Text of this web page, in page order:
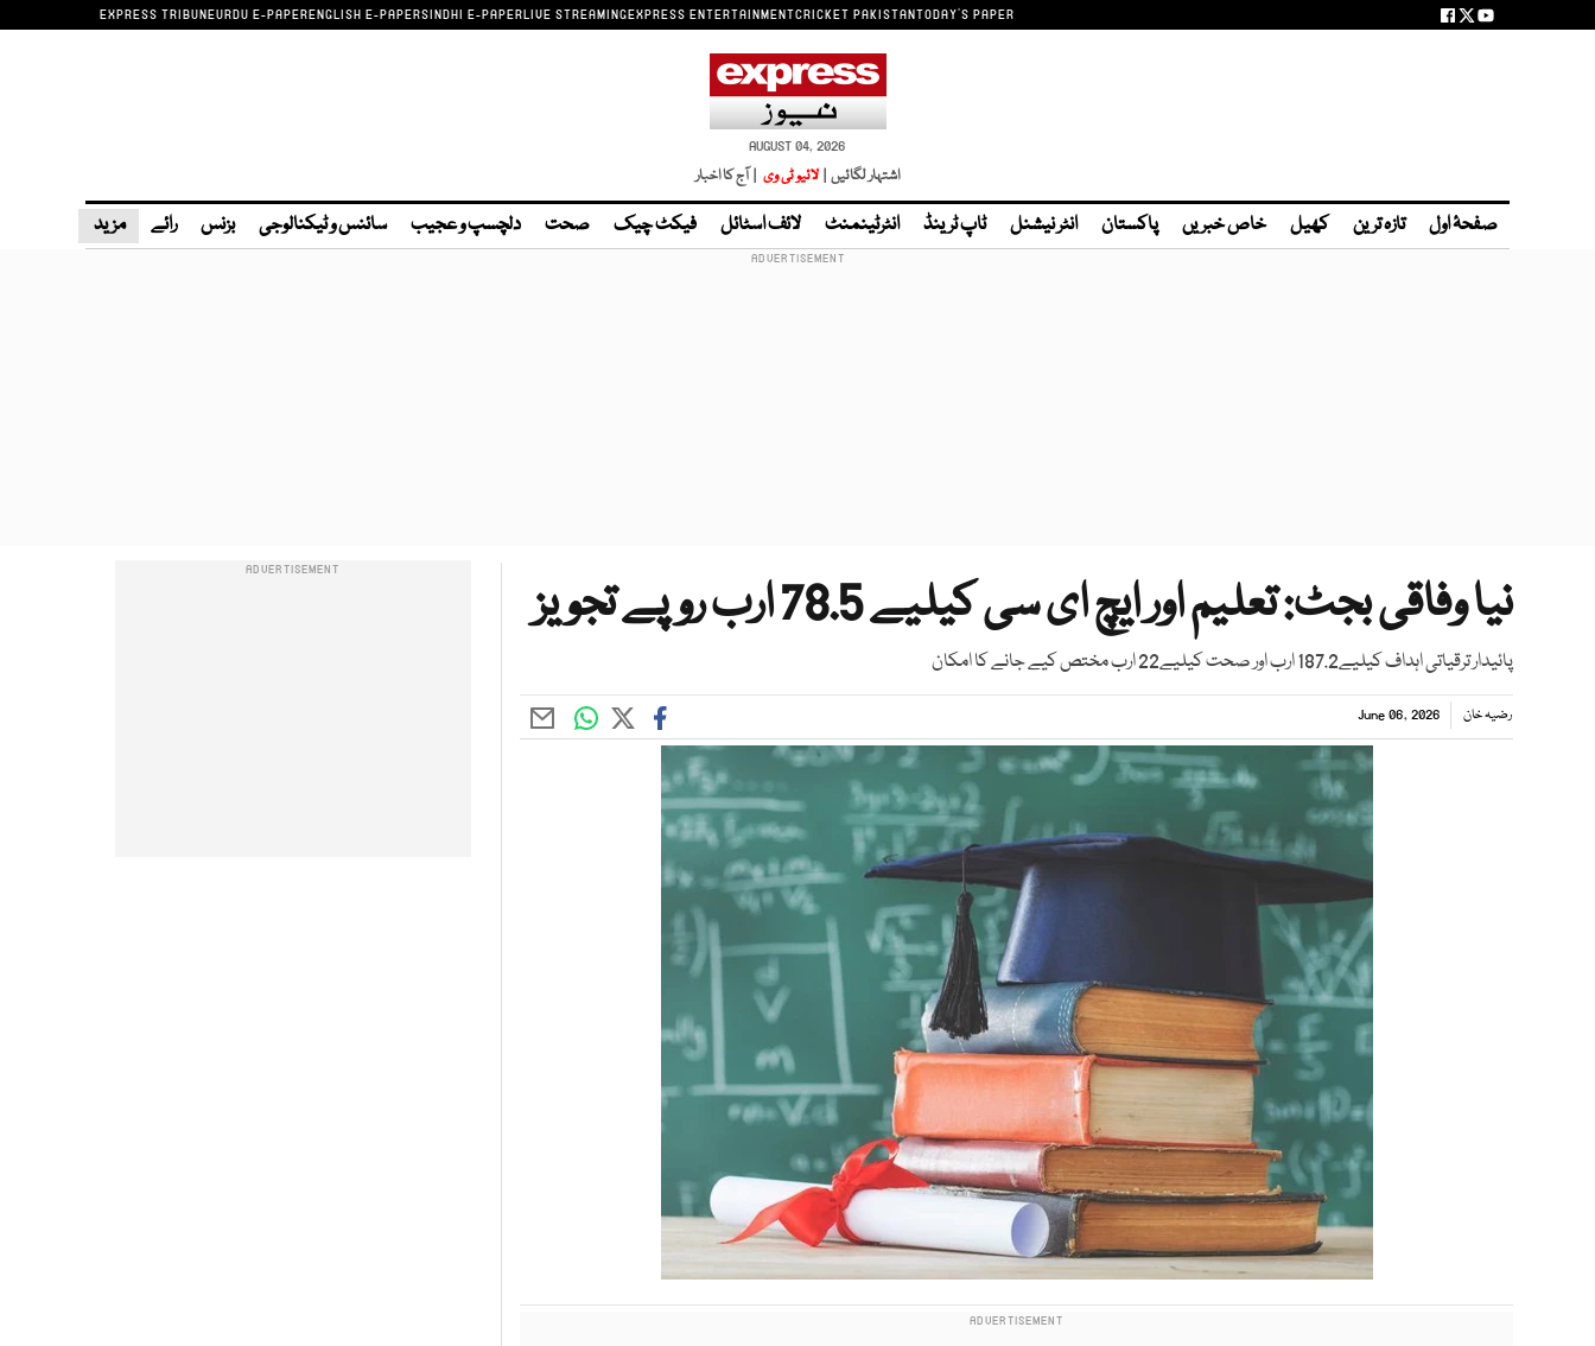
EXPRESS TRIBUNEURDU E-PAPERENGLISH E-PAPERSINDHI E-PAPERLIVE STREAMINGEXPRESS ENTERTAINMENTCRICKET PAKISTANTODAY'S PAPER
AUGUST 04, 2026
اشتہار لگائیں | لائیو ٹی وی | آج کا اخبار
صفحۂ اول تازہ ترین کھیل خاص خبریں پاکستان انٹر نیشنل ٹاپ ٹرینڈ انٹرٹینمنٹ لائف اسٹائل فیکٹ چیک صحت دلچسپ و عجیب سائنس و ٹیکنالوجی بزنس رائے مزید
نیا وفاقی بجٹ: تعلیم اور ایچ ای سی کیلیے 78.5 ارب روپے تجویز
پائیدار ترقیاتی اہداف کیلیے187.2 ارب اور صحت کیلیے22 ارب مختص کیے جانے کا امکان
رضیہ خان June 06, 2026